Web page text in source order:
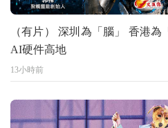
（有片） 深圳為「腦」 香港
AI硬件高地
13小時前